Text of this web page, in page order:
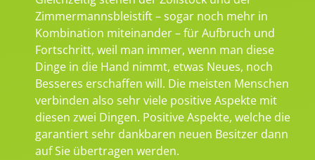
Zimmermannsbleistift – sogar noch mehr in
Kombination miteinander – für Aufbruch und
Fortschritt, weil man immer, wenn man diese
Dinge in die Hand nimmt, etwas Neues, noch
Besseres erschaffen will. Die meisten Menschen
verbinden also sehr viele positive Aspekte mit
diesen zwei Dingen. Positive Aspekte, welche die
garantiert sehr dankbaren neuen Besitzer dann
auf Sie übertragen werden.